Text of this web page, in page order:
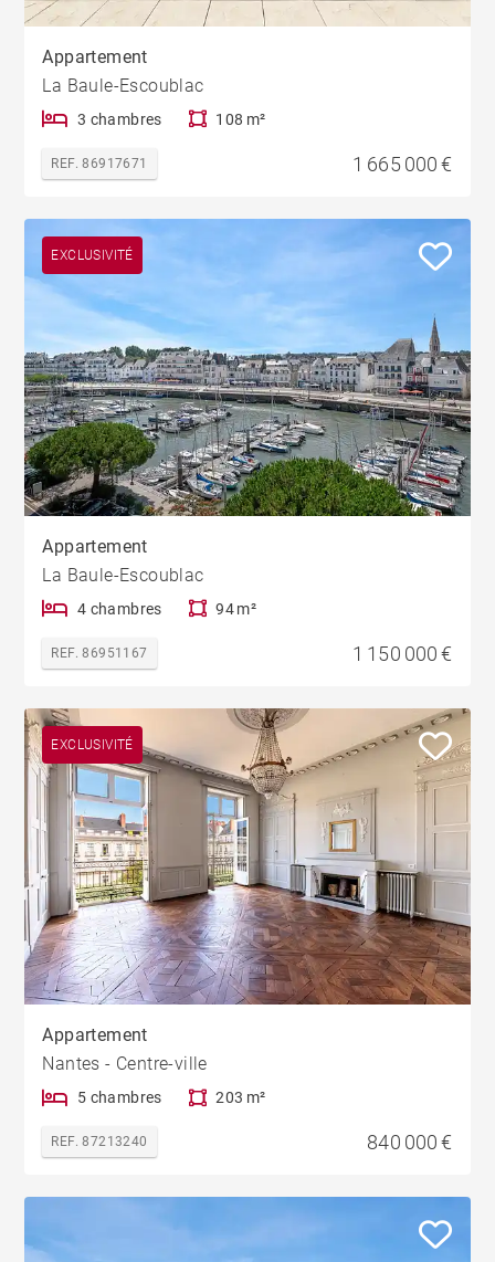
Appartement
La Baule-Escoublac
3 chambres 108 m²
REF. 86917671 1 665 000 €
EXCLUSIVITÉ
Appartement
La Baule-Escoublac
4 chambres 94 m²
REF. 86951167 1 150 000 €
EXCLUSIVITÉ
Appartement
Nantes - Centre-ville
5 chambres 203 m²
REF. 87213240 840 000 €